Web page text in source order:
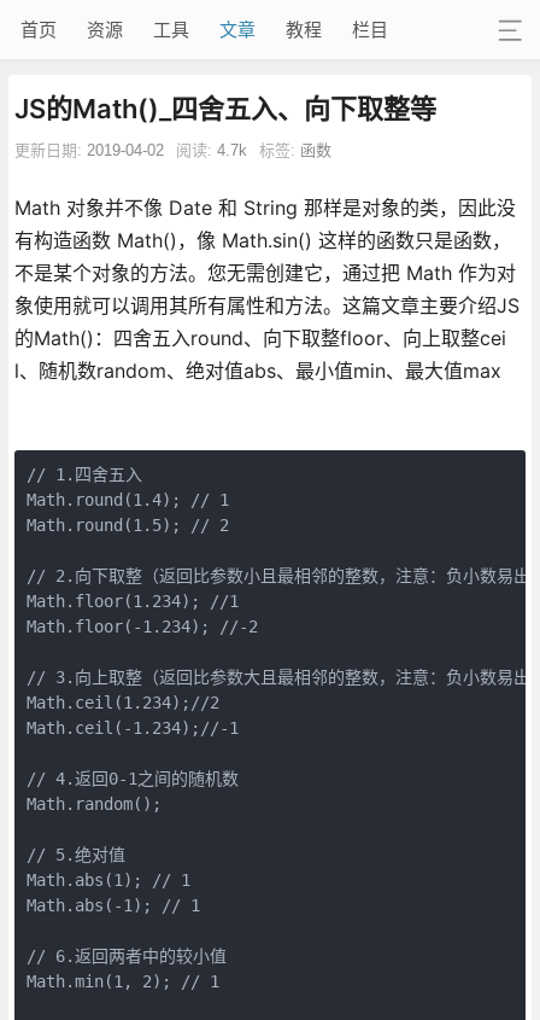
首页 资源 工具 文章 教程 栏目
JS的Math()_四舍五入、向下取整等
更新日期: 2019-04-02 阅读: 4.7k 标签: 函数
Math 对象并不像 Date 和 String 那样是对象的类，因此没
有构造函数 Math()，像 Math.sin() 这样的函数只是函数，
不是某个对象的方法。您无需创建它，通过把 Math 作为对
象使用就可以调用其所有属性和方法。这篇文章主要介绍JS
的Math()：四舍五入round、向下取整floor、向上取整cei
l、随机数random、绝对值abs、最小值min、最大值max
// 1.四舍五入
Math.round(1.4); // 1
Math.round(1.5); // 2
// 2.向下取整（返回比参数小且最相邻的整数，注意：负小数易出
Math.floor(1.234); //1
Math.floor(-1.234); //-2
// 3.向上取整（返回比参数大且最相邻的整数，注意：负小数易出
Math.ceil(1.234);//2
Math.ceil(-1.234);//-1
// 4.返回0-1之间的随机数
Math.random();
// 5.绝对值
Math.abs(1); // 1
Math.abs(-1); // 1
// 6.返回两者中的较小值
Math.min(1, 2); // 1